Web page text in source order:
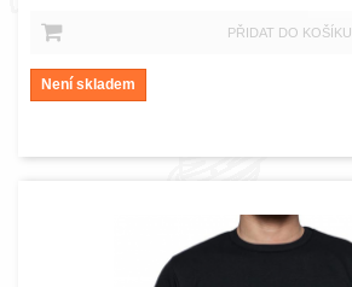
PŘIDAT DO KOŠÍKU
Není skladem